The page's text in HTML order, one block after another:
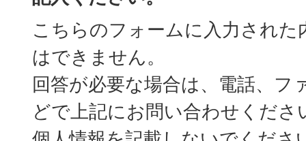
こちらのフォームに入力された
はできません。
回答が必要な場合は、電話、フ
どで上記にお問い合わせくださ